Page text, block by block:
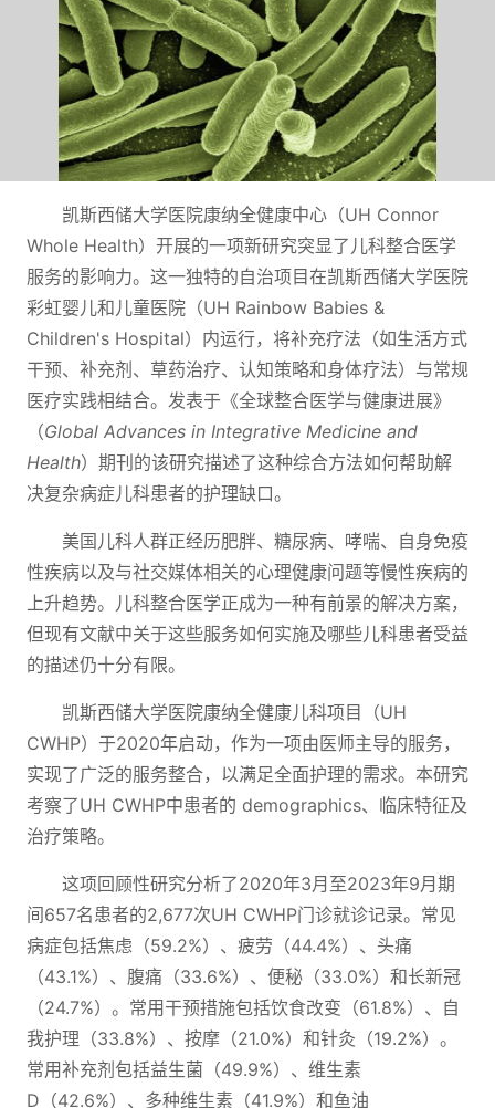
凯斯西储大学医院康纳全健康中心（UH Connor
Whole Health）开展的一项新研究突显了儿科整合医学
服务的影响力。这一独特的自治项目在凯斯西储大学医院
彩虹婴儿和儿童医院（UH Rainbow Babies &
Children's Hospital）内运行，将补充疗法（如生活方式
干预、补充剂、草药治疗、认知策略和身体疗法）与常规
医疗实践相结合。发表于《全球整合医学与健康进展》
（Global Advances in Integrative Medicine and
Health）期刊的该研究描述了这种综合方法如何帮助解
决复杂病症儿科患者的护理缺口。
美国儿科人群正经历肥胖、糖尿病、哮喘、自身免疫
性疾病以及与社交媒体相关的心理健康问题等慢性疾病的
上升趋势。儿科整合医学正成为一种有前景的解决方案，
但现有文献中关于这些服务如何实施及哪些儿科患者受益
的描述仍十分有限。
凯斯西储大学医院康纳全健康儿科项目（UH
CWHP）于2020年启动，作为一项由医师主导的服务，
实现了广泛的服务整合，以满足全面护理的需求。本研究
考察了UH CWHP中患者的 demographics、临床特征及
治疗策略。
这项回顾性研究分析了2020年3月至2023年9月期
间657名患者的2,677次UH CWHP门诊就诊记录。常见
病症包括焦虑（59.2%）、疲劳（44.4%）、头痛
（43.1%）、腹痛（33.6%）、便秘（33.0%）和长新冠
（24.7%）。常用干预措施包括饮食改变（61.8%）、自
我护理（33.8%）、按摩（21.0%）和针灸（19.2%）。
常用补充剂包括益生菌（49.9%）、维生素
D（42.6%）、多种维生素（41.9%）和鱼油